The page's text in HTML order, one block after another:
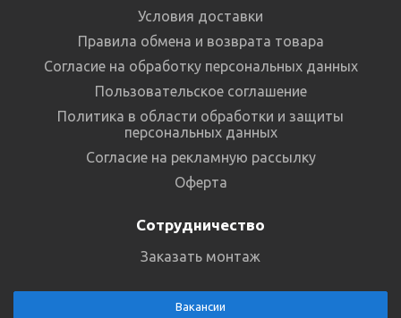
Условия доставки
Правила обмена и возврата товара
Согласие на обработку персональных данных
Пользовательское соглашение
Политика в области обработки и защиты
персональных данных
Согласие на рекламную рассылку
Оферта
Сотрудничество
Заказать монтаж
Вакансии